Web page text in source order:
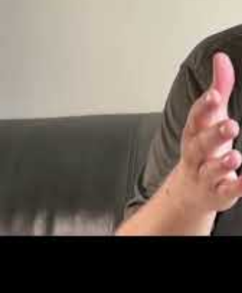
hat nun die
Innovationsinstitut für Nachhaltigkeit und
,
zeigen damit, dass wir nicht nur als
sondern auch als Unternehmen und Teil
Mitarbeitenden und unsere Reputation
uns selbstverständlich, und das nicht erst
Die Auszeichnung als Arbeitgeber der
Focus Business
“ in
Ebenso wurde dieAllensbach Hochschule